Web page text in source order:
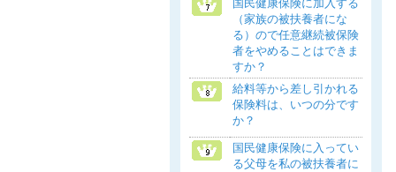
国民健康保険に加入する
（家族の被扶養者にな
る）ので任意継続被保険
者をやめることはできま
すか？
給料等から差し引かれる
保険料は、いつの分です
か？
国民健康保険に入ってい
る父母を私の被扶養者に